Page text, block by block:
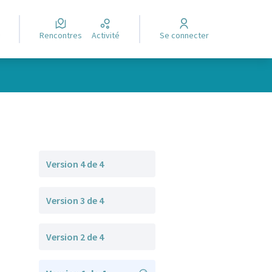
Rencontres Activité Se connecter
Version 4 de 4
Version 3 de 4
Version 2 de 4